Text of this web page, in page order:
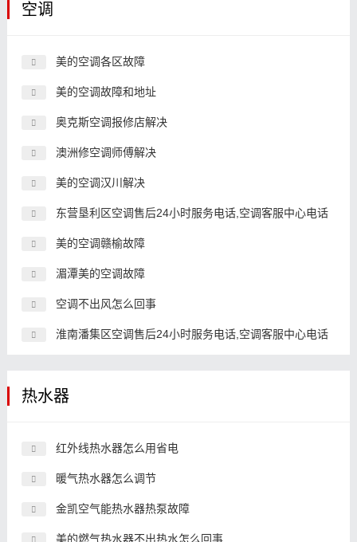
空调
美的空调各区故障
美的空调故障和地址
奥克斯空调报修店解决
澳洲修空调师傅解决
美的空调汉川解决
东营垦利区空调售后24小时服务电话,空调客服中心电话
美的空调赣榆故障
湄潭美的空调故障
空调不出风怎么回事
淮南潘集区空调售后24小时服务电话,空调客服中心电话
热水器
红外线热水器怎么用省电
暖气热水器怎么调节
金凯空气能热水器热泵故障
美的燃气热水器不出热水怎么回事